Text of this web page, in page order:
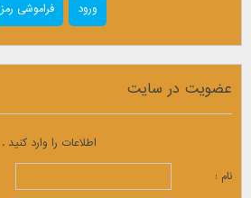
فراموشی رمز
عضویت در سایت
اطلاعات را وارد کنید .
نام :